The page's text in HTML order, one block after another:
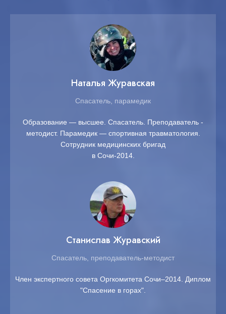
Наталья Журавская
Спасатель, парамедик
Образование — высшее. Спасатель. Преподаватель -
методист. Парамедик — спортивная травматология.
Сотрудник медицинских бригад
в Сочи-2014.
Станислав Журавский
Спасатель, преподаватель-методист
Член экспертного совета Оргкомитета Сочи–2014. Диплом
"Спасение в горах".